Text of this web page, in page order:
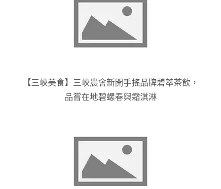
【三峽美食】三峽農會新開手搖品牌碧萃茶飲，
品嘗在地碧螺春與霜淇淋